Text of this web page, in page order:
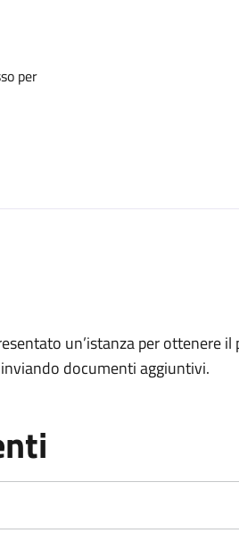
per
un’istanza per ottenere
documenti aggiuntivi.